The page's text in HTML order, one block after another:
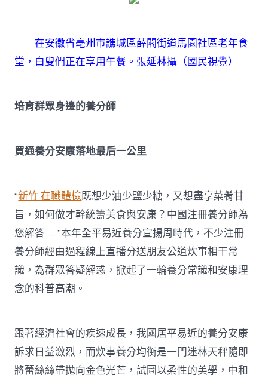
在安徽省亳州市譙城區薛閣街道馬園社區老年食
堂，白叟們正在享用午餐。 張延林攝（國民視覺）
培育群眾身邊的養分師
買通養分安康落地最后一公里
“新竹 在職體檢既想少油少鹽少糖，又想盡享菜肴甘
旨，如何做才幹統籌美食與安康？中國注冊養分師為
您解答……”本年全平易近養分宣揚周時代，不少注冊
養分師經由過程線上直播分送朋友公道炊事相干常
識，為群眾答疑解惑，掀起了一輪養分常識和安康理
念的科普高潮。
跟著經濟社會的疾速成長，我國居平易近的養分安康
訴求日益激烈，而炊事養分均衡是一門迷林天秤隨即
將蕾絲絲帶拋向金色光芒，試圖以柔性的美學，中和